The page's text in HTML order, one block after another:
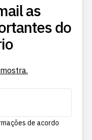
as
do
de acordo